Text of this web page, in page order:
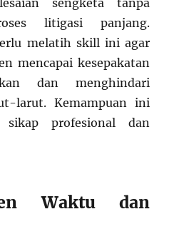
sengketa tanpa
litigasi panjang.
melatih skill ini agar
mencapai kesepakatan
dan menghindari
larut. Kemampuan ini
sikap profesional dan
Waktu dan